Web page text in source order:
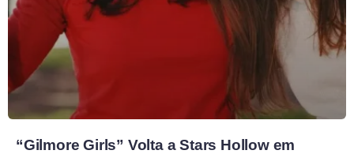
“Gilmore Girls” Volta a Stars Hollow em